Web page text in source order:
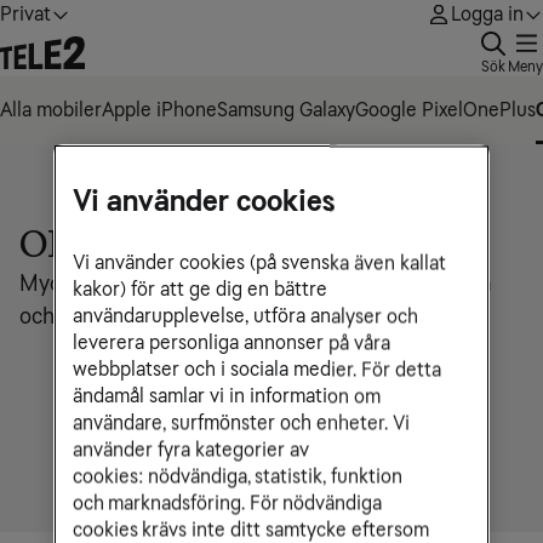
Privat Logga in
Sök Meny
Alla mobilerApple iPhoneSamsung GalaxyGoogle Pixel OnePlus
OPPO
Mycket mobil för pengarna med premiumkamera
och kraftfullt batteri
Vi använder cookies
Vi använder cookies (på svenska även kallat
kakor) för att ge dig en bättre
användarupplevelse, utföra analyser och
leverera personliga annonser på våra
webbplatser och i sociala medier. För detta
ändamål samlar vi in information om
användare, surfmönster och enheter. Vi
använder fyra kategorier av
cookies: nödvändiga, statistik, funktion
och marknadsföring. För nödvändiga
cookies krävs inte ditt samtycke eftersom